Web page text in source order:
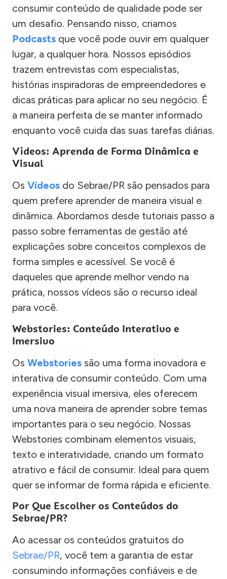
consumir conteúdo de qualidade pode ser
um desafio. Pensando nisso, criamos
Podcasts que você pode ouvir em qualquer
lugar, a qualquer hora. Nossos episódios
trazem entrevistas com especialistas,
histórias inspiradoras de empreendedores e
dicas práticas para aplicar no seu negócio. É
a maneira perfeita de se manter informado
enquanto você cuida das suas tarefas diárias.
Vídeos: Aprenda de Forma Dinâmica e
Visual
Os Vídeos do Sebrae/PR são pensados para
quem prefere aprender de maneira visual e
dinâmica. Abordamos desde tutoriais passo a
passo sobre ferramentas de gestão até
explicações sobre conceitos complexos de
forma simples e acessível. Se você é
daqueles que aprende melhor vendo na
prática, nossos vídeos são o recurso ideal
para você.
Webstories: Conteúdo Interativo e
Imersivo
Os Webstories são uma forma inovadora e
interativa de consumir conteúdo. Com uma
experiência visual imersiva, eles oferecem
uma nova maneira de aprender sobre temas
importantes para o seu negócio. Nossas
Webstories combinam elementos visuais,
texto e interatividade, criando um formato
atrativo e fácil de consumir. Ideal para quem
quer se informar de forma rápida e eficiente.
Por Que Escolher os Conteúdos do
Sebrae/PR?
Ao acessar os conteúdos gratuitos do
Sebrae/PR, você tem a garantia de estar
consumindo informações confiáveis e de